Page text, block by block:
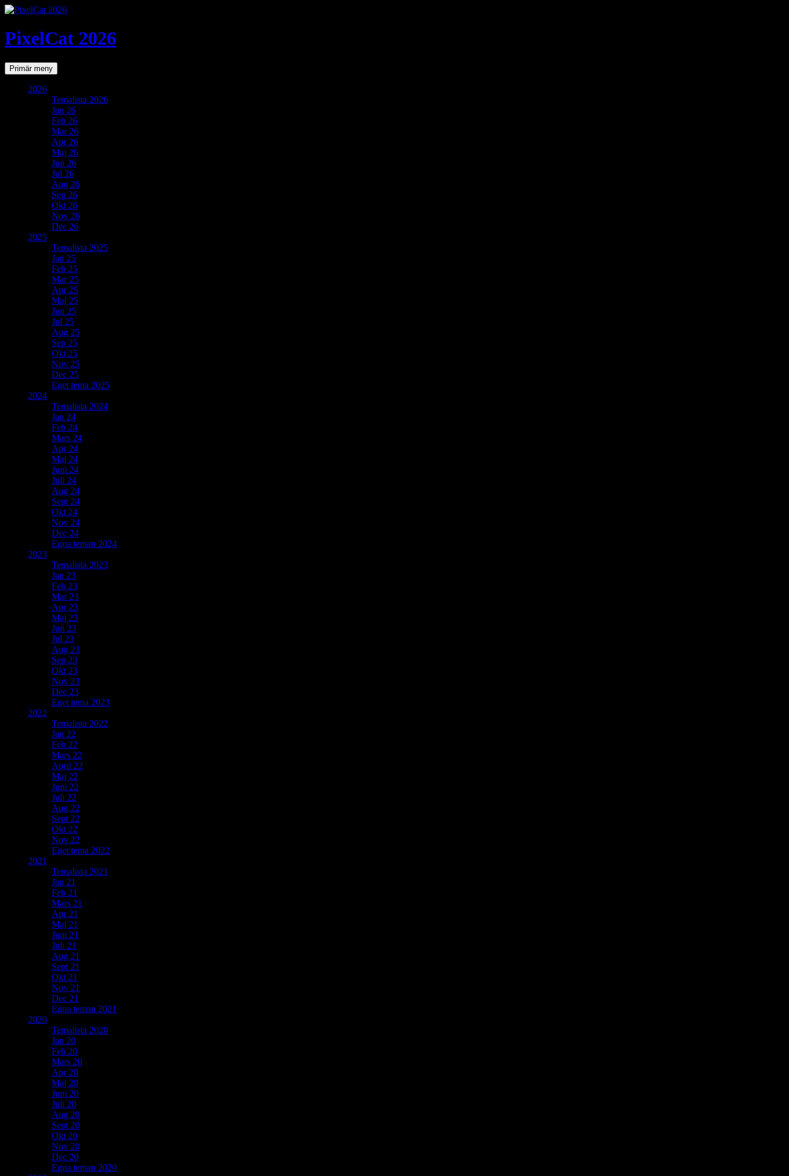
PixelCat 2026
SökPrimär meny Gå
till
2026
Temalista 2026
Jan 26
Feb 26
Mar 26
Apr 26
Maj 26
Jun 26
Jul 26
Aug 26
Sep 26
Okt 26
Nov 26
Dec 26
2025
Temalista 2025
Jan 25
Feb 25
Mar 25
Apr 25
Maj 25
Jun 25
Jul 25
Aug 25
Sep 25
Okt 25
Nov 25
Dec 25
Eget tema 2025
2024
Temalista 2024
Jan 24
Feb 24
Mars 24
Apr 24
Maj 24
Juni 24
Juli 24
Aug 24
Sept 24
Okt 24
Nov 24
Dec 24
Egna teman 2024
2023
Temalista 2023
Jan 23
Feb 23
Mar 23
Apr 23
Maj 23
Jun 23
Jul 23
Aug 23
Sep 23
Okt 23
Nov 23
Dec 23
Eget tema 2023
2022
Temalista 2022
Jan 22
Feb 22
Mars 22
April 22
Maj 22
Juni 22
Juli 22
Aug 22
Sept 22
Okt 22
Nov 22
Eget tema 2022
2021
Temalista 2021
Jan 21
Feb 21
Mars 21
Apr 21
Maj 21
Juni 21
Juli 21
Aug 21
Sept 21
Okt 21
Nov 21
Dec 21
Egna teman 2021
2020
Temalista 2020
Jan 20
Feb 20
Mars 20
Apr 20
Maj 20
Juni 20
Juli 20
Aug 20
Sept 20
Okt 20
Nov 20
Dec 20
Egna teman 2020